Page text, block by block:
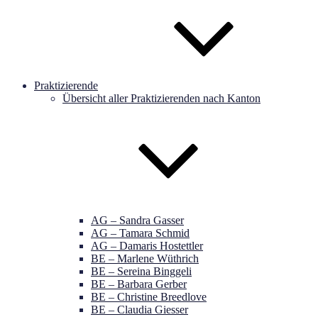
Praktizierende
Übersicht aller Praktizierenden nach Kanton
AG – Sandra Gasser
AG – Tamara Schmid
AG – Damaris Hostettler
BE – Marlene Wüthrich
BE – Sereina Binggeli
BE – Barbara Gerber
BE – Christine Breedlove
BE – Claudia Giesser